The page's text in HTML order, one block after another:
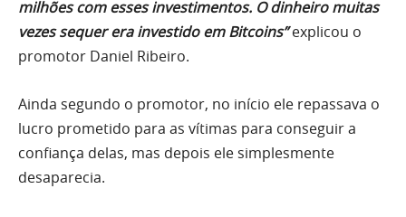
milhões com esses investimentos. O dinheiro muitas
vezes sequer era investido em Bitcoins”explicou o
promotor Daniel Ribeiro.
Ainda segundo o promotor, no início ele repassava o
lucro prometido para as vítimas para conseguir a
confiança delas, mas depois ele simplesmente
desaparecia.